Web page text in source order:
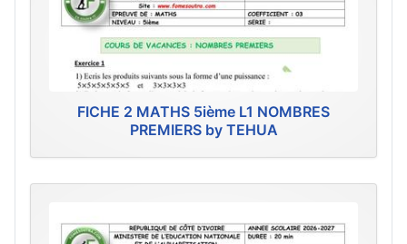
FICHE 2 MATHS 5ième L1 NOMBRES
PREMIERS by TEHUA